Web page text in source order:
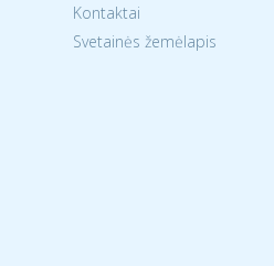
Kontaktai
Svetainės žemėlapis